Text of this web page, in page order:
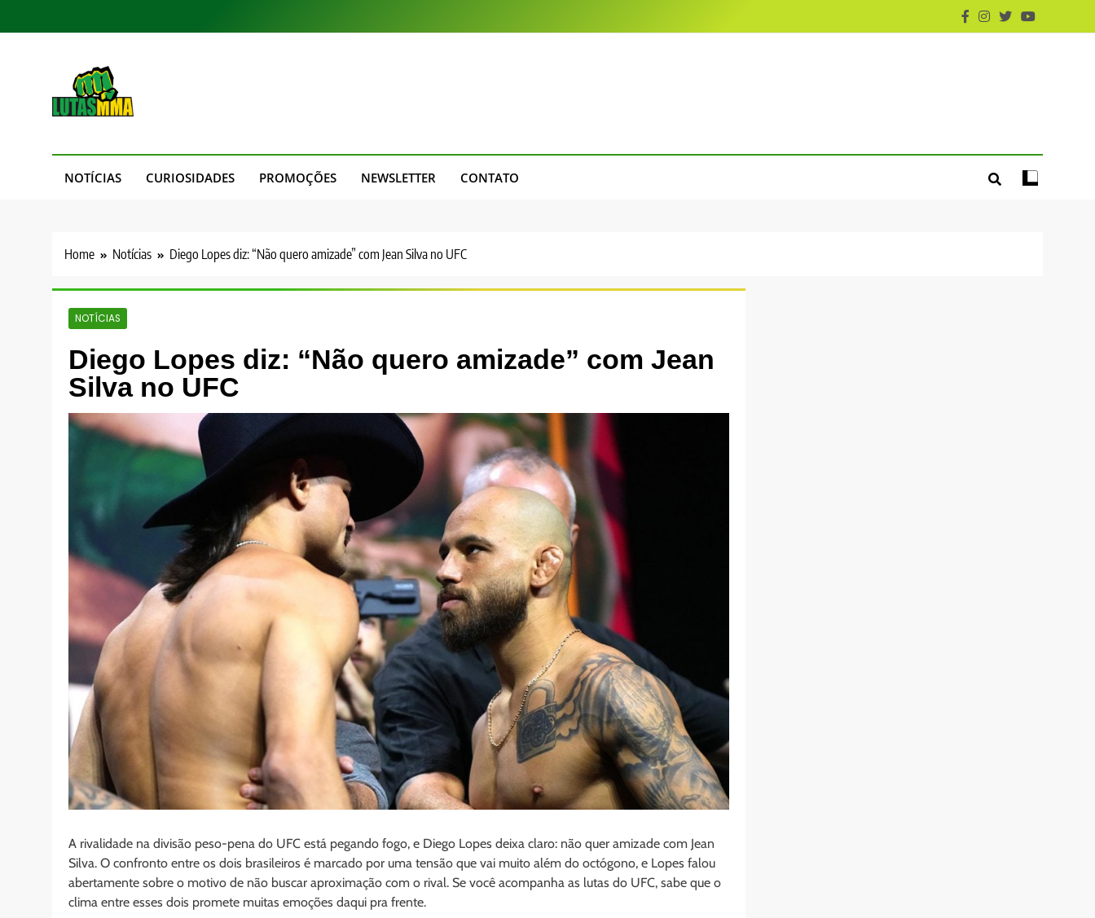
to
NOTÍCIAS CURIOSIDADES PROMOÇÕES NEWSLETTER CONTATO
Home Notícias Diego Lopes diz: “Não quero amizade” com Jean Silva no UFC
NOTÍCIAS
Diego Lopes diz: “Não quero amizade” com Jean
Silva no UFC
A rivalidade na divisão peso-pena do UFC está pegando fogo, e Diego Lopes deixa claro: não quer amizade com Jean
Silva. O confronto entre os dois brasileiros é marcado por uma tensão que vai muito além do octógono, e Lopes falou
abertamente sobre o motivo de não buscar aproximação com o rival. Se você acompanha as lutas do UFC, sabe que o
clima entre esses dois promete muitas emoções daqui pra frente.